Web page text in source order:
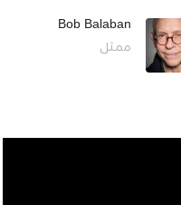
Bob Balaban
ممثل